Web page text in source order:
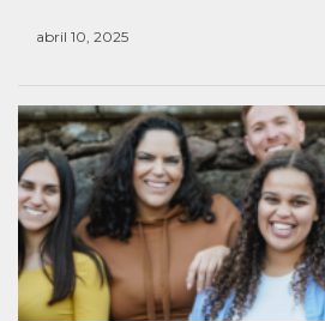
abril 10, 2025